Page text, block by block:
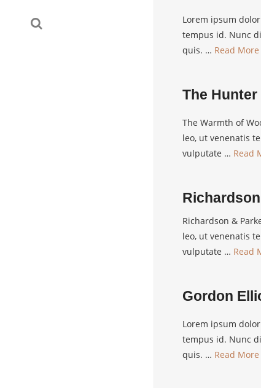
Lorem ipsum
tempus id. Nunc
quis. … Read More
The Hunter
The Warmth of
leo, ut venenatis
vulputate … Read
Richardson &
leo, ut venenatis
vulputate … Read
Gordon
Lorem ipsum
tempus id. Nunc
quis. … Read More